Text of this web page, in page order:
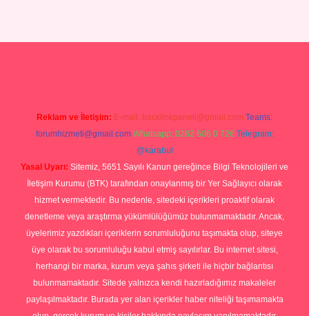
Reklam ve İletişim: E-mail: backlinkpaneli@gmail.com Teams:
forumhizmeti@gmail.com Whatsapp: 0262 606 0 726 Telegram:
@karabul
Yasal Uyarı: Sitemiz, 5651 Sayılı Kanun gereğince Bilgi Teknolojileri ve
İletişim Kurumu (BTK) tarafından onaylanmış bir Yer Sağlayıcı olarak
hizmet vermektedir. Bu nedenle, sitedeki içerikleri proaktif olarak
denetleme veya araştırma yükümlülüğümüz bulunmamaktadır. Ancak,
üyelerimiz yazdıkları içeriklerin sorumluluğunu taşımakta olup, siteye
üye olarak bu sorumluluğu kabul etmiş sayılırlar. Bu internet sitesi,
herhangi bir marka, kurum veya şahıs şirketi ile hiçbir bağlantısı
bulunmamaktadır. Sitede yalnızca kendi hazırladığımız makaleler
paylaşılmaktadır. Burada yer alan içerikler haber niteliği taşımamakta